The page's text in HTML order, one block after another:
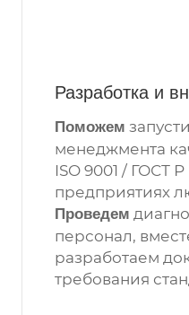
Разработка и
Поможем
менеджмента
ISO 9001 / ГОСТ
предприятиях
Проведем
персонал,
разработаем
требования